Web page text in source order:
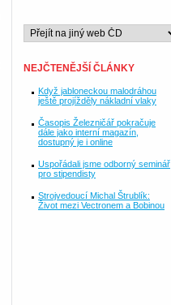
NEJČTENĚJŠÍ ČLÁNKY
Když jabloneckou malodráhou
ještě projížděly nákladní vlaky
Časopis Železničář pokračuje
dále jako interní magazín,
dostupný je i online
Uspořádali jsme odborný seminář
pro stipendisty
Strojvedoucí Michal Štrublík:
Život mezi Vectronem a Bobinou